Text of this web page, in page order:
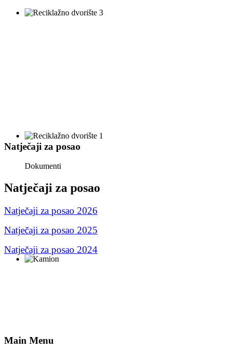
Natječaji za posao
Dokumenti
Natječaji za posao
Natječaji za posao 2026
Natječaji za posao 2025
Natječaji za posao 2024
Main Menu